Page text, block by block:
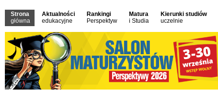
Strona
główna
Aktualności
edukacyjne
Rankingi
Perspektyw
Matura
i Studia
Kierunki studiów
uczelnie